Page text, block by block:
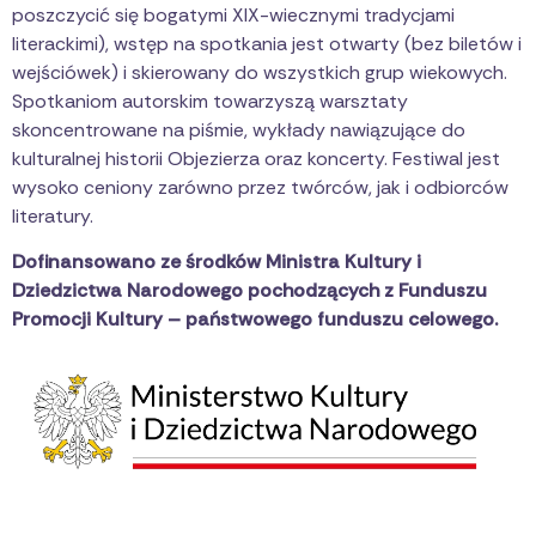
poszczycić się bogatymi XIX-wiecznymi tradycjami
literackimi), wstęp na spotkania jest otwarty (bez biletów i
wejściówek) i skierowany do wszystkich grup wiekowych.
Spotkaniom autorskim towarzyszą warsztaty
skoncentrowane na piśmie, wykłady nawiązujące do
kulturalnej historii Objezierza oraz koncerty. Festiwal jest
wysoko ceniony zarówno przez twórców, jak i odbiorców
literatury.
Dofinansowano ze środków Ministra Kultury i
Dziedzictwa Narodowego pochodzących z Funduszu
Promocji Kultury – państwowego funduszu celowego.